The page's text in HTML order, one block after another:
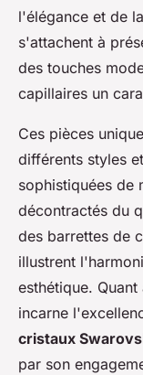
l'élégance et de
s'attachent à
des touches
capillaires un
Ces pièces
différents styles
sophistiquées de
décontractés du
des barrettes de
illustrent
esthétique.
incarne
cristaux
par son